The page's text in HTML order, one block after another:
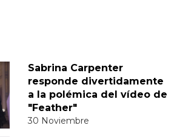
Sabrina Carpenter
responde divertidamente
a la polémica del vídeo de
"Feather"
30 Noviembre